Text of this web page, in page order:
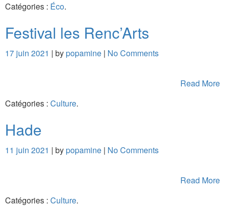
Catégories : Éco.
Festival les Renc’Arts
17 juin 2021 | bypopamine | No Comments
Read More
Catégories : Culture.
Hade
11 juin 2021 | bypopamine | No Comments
Read More
Catégories : Culture.